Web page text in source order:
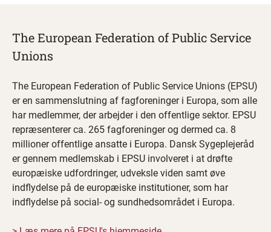
The European Federation of Public Service
Unions
The European Federation of Public Service Unions (EPSU)
er en sammenslutning af fagforeninger i Europa, som alle
har medlemmer, der arbejder i den offentlige sektor. EPSU
repræsenterer ca. 265 fagforeninger og dermed ca. 8
millioner offentlige ansatte i Europa. Dansk Sygeplejeråd
er gennem medlemskab i EPSU involveret i at drøfte
europæiske udfordringer, udveksle viden samt øve
indflydelse på de europæiske institutioner, som har
indflydelse på social- og sundhedsområdet i Europa.